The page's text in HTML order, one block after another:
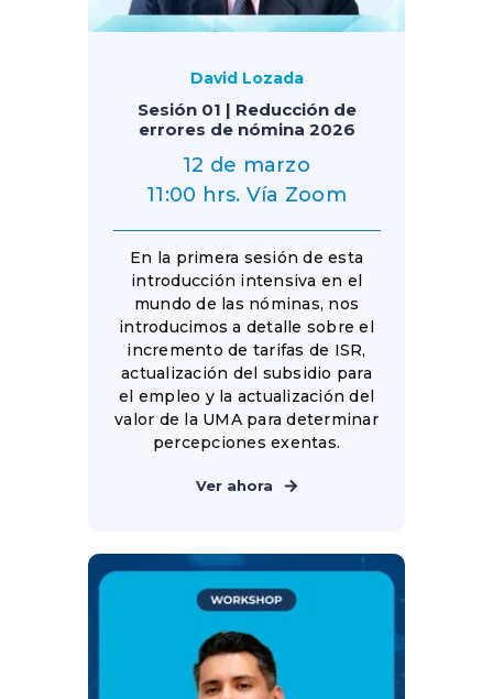
David Lozada
Sesión 01 | Reducción de
errores de nómina 2026
12 de marzo
11:00 hrs. Vía Zoom
En la primera sesión de esta
introducción intensiva en el
mundo de las nóminas, nos
introducimos a detalle sobre el
incremento de tarifas de ISR,
actualización del subsidio para
el empleo y la actualización del
valor de la UMA para determinar
percepciones exentas.
Ver ahora